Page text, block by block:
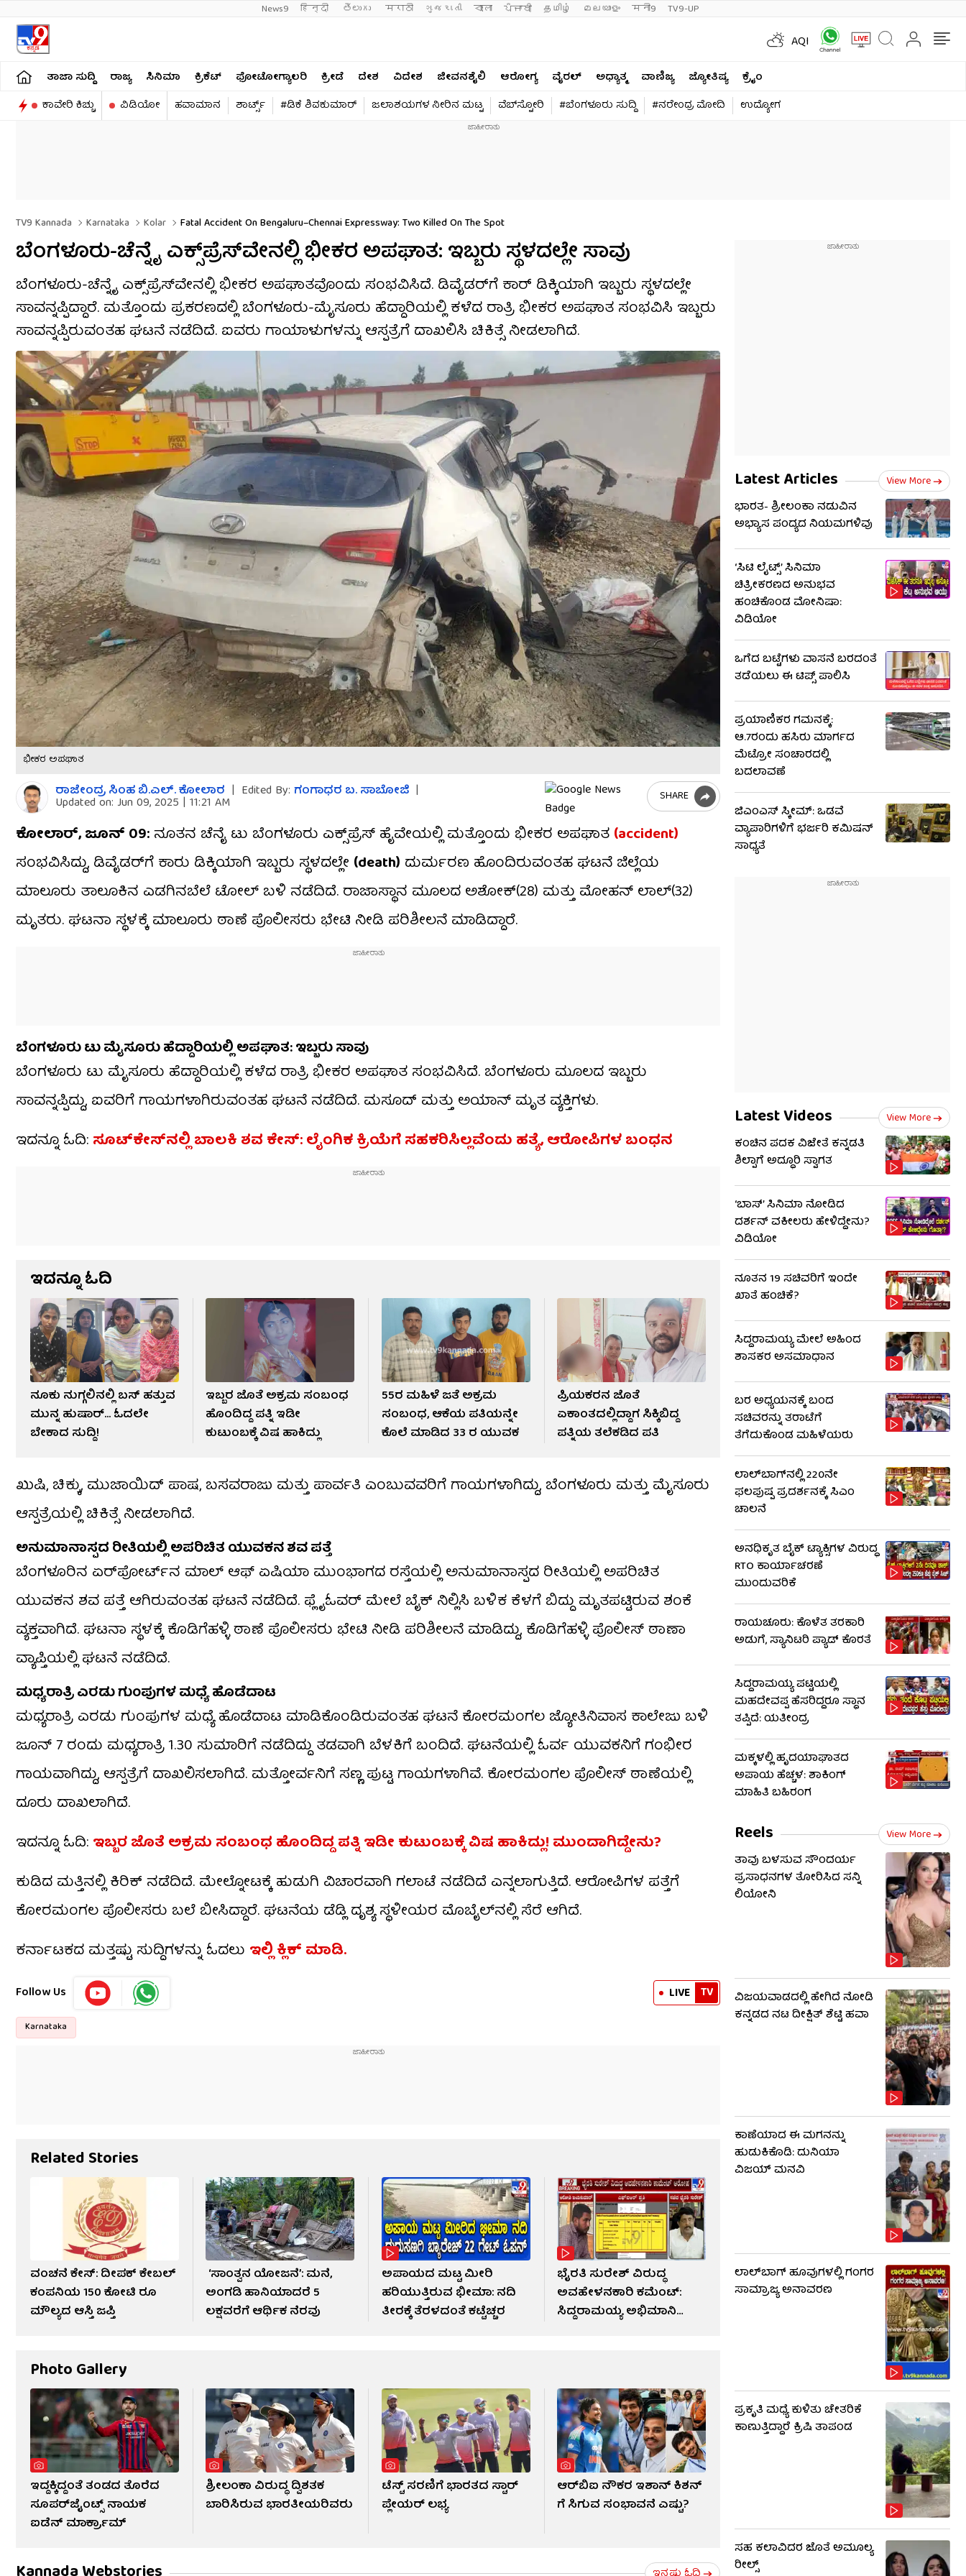
News9 हिन्दी తెలుగు मराठी ગુજરાતી বাংলা ਪੰਜਾਬੀ தமிழ் മലയാളം मनी9 TV9-UP
AQI
ತಾಜಾ ಸುದ್ದಿ ರಾಜ್ಯ ಸಿನಿಮಾ ಕ್ರಿಕೆಟ್​ ಫೋಟೋಗ್ಯಾಲರಿ ಕ್ರೀಡೆ ದೇಶ ವಿದೇಶ ಜೀವನಶೈಲಿ ಆರೋಗ್ಯ ವೈರಲ್​ ಅಧ್ಯಾತ್ಮ ವಾಣಿಜ್ಯ ಜ್ಯೋತಿಷ್ಯ
ಕ್ರೈಂ
ಕಾವೇರಿ ಕಿಚ್ಚು
ವಿಡಿಯೋ ಹವಾಮಾನ ಶಾರ್ಟ್ಸ್​ #ಡಿಕೆ ಶಿವಕುಮಾರ್​ ಜಲಾಶಯಗಳ ನೀರಿನ ಮಟ್ಟ ವೆಬ್​ಸ್ಟೋರಿ #ಬೆಂಗಳೂರು ಸುದ್ದಿ #ನರೇಂದ್ರ ಮೋದಿ ಉದ್ಯೋಗ
TV9 Kannada Karnataka Kolar Fatal Accident On Bengaluru–Chennai Expressway: Two Killed On The Spot
ಬೆಂಗಳೂರು-ಚೆನ್ನೈ ಎಕ್ಸ್‌ಪ್ರೆಸ್‌ವೇನಲ್ಲಿ ಭೀಕರ ಅಪಘಾತ: ಇಬ್ಬರು ಸ್ಥಳದಲ್ಲೇ ಸಾವು
ಬೆಂಗಳೂರು-ಚೆನ್ನೈ ಎಕ್ಸ್‌ಪ್ರೆಸ್‌ವೇನಲ್ಲಿ ಭೀಕರ ಅಪಘಾತವೊಂದು ಸಂಭವಿಸಿದೆ. ಡಿವೈಡರ್​ಗೆ ಕಾರ್ ಡಿಕ್ಕಿಯಾಗಿ ಇಬ್ಬರು ಸ್ಥಳದಲ್ಲೇ
ಸಾವನ್ನಪ್ಪಿದ್ದಾರೆ. ಮತ್ತೊಂದು ಪ್ರಕರಣದಲ್ಲಿ ಬೆಂಗಳೂರು-ಮೈಸೂರು ಹೆದ್ದಾರಿಯಲ್ಲಿ ಕಳೆದ ರಾತ್ರಿ ಭೀಕರ ಅಪಘಾತ ಸಂಭವಿಸಿ ಇಬ್ಬರು
ಸಾವನ್ನಪ್ಪಿರುವಂತಹ ಘಟನೆ ನಡೆದಿದೆ. ಐವರು ಗಾಯಾಳುಗಳನ್ನು ಆಸ್ಪತ್ರೆಗೆ ದಾಖಲಿಸಿ ಚಿಕಿತ್ಸೆ ನೀಡಲಾಗಿದೆ.
ಭೀಕರ ಅಪಘಾತ
ರಾಜೇಂದ್ರ ಸಿಂಹ ಬಿ.ಎಲ್. ಕೋಲಾರ | Edited By: ಗಂಗಾಧರ​ ಬ. ಸಾಬೋಜಿ |
Updated on: Jun 09, 2025 | 11:21 AM SHARE
ಕೋಲಾರ್​, ಜೂನ್​ 09:ನೂತನ ಚೆನೈ ಟು ಬೆಂಗಳೂರು ಎಕ್ಸ್‌ಪ್ರೆಸ್‌ ಹೈವೇಯಲ್ಲಿ ಮತ್ತೊಂದು ಭೀಕರ ಅಪಘಾತ (accident)
ಸಂಭವಿಸಿದ್ದು, ಡಿವೈಡರ್​ಗೆ ಕಾರು ಡಿಕ್ಕಿಯಾಗಿ ಇಬ್ಬರು ಸ್ಥಳದಲ್ಲೇ (death) ದುರ್ಮರಣ ಹೊಂದಿರುವಂತಹ ಘಟನೆ ಜಿಲ್ಲೆಯ
ಮಾಲೂರು ತಾಲೂಕಿನ ಎಡಗಿನಬೆಲೆ ಟೋಲ್​​ ಬಳಿ ನಡೆದಿದೆ. ರಾಜಾಸ್ಥಾನ ಮೂಲದ ಅಶೋಕ್(28) ಮತ್ತು ಮೋಹನ್ ಲಾಲ್(32)
ಮೃತರು. ಘಟನಾ ಸ್ಥಳಕ್ಕೆ ಮಾಲೂರು ಠಾಣೆ ಪೊಲೀಸರು ಭೇಟಿ ನೀಡಿ ಪರಿಶೀಲನೆ ಮಾಡಿದ್ದಾರೆ.
ಬೆಂಗಳೂರು ಟು ಮೈಸೂರು ಹೆದ್ದಾರಿಯಲ್ಲಿ ಅಪಘಾತ: ಇಬ್ಬರು ಸಾವು
ಬೆಂಗಳೂರು ಟು ಮೈಸೂರು ಹೆದ್ದಾರಿಯಲ್ಲಿ ಕಳೆದ ರಾತ್ರಿ ಭೀಕರ ಅಪಘಾತ ಸಂಭವಿಸಿದೆ. ಬೆಂಗಳೂರು ಮೂಲದ ಇಬ್ಬರು
ಸಾವನ್ನಪ್ಪಿದ್ದು, ಐವರಿಗೆ ಗಾಯಗಳಾಗಿರುವಂತಹ ಘಟನೆ ನಡೆದಿದೆ. ಮಸೂದ್ ಮತ್ತು ಅಯಾನ್ ಮೃತ ವ್ಯಕ್ತಿಗಳು.
ಇದನ್ನೂ ಓದಿ: ಸೂಟ್​​ಕೇಸ್​ನಲ್ಲಿ ಬಾಲಕಿ ಶವ ಕೇಸ್: ಲೈಂಗಿಕ ಕ್ರಿಯೆಗೆ ಸಹಕರಿಸಿಲ್ಲವೆಂದು ಹತ್ಯೆ, ಆರೋಪಿಗಳ ಬಂಧನ
ಇದನ್ನೂ ಓದಿ
ನೂಕು ನುಗ್ಗಲಿನಲ್ಲಿ ಬಸ್ ಹತ್ತುವ
ಮುನ್ನ ಹುಷಾರ್... ಓದಲೇ
ಬೇಕಾದ ಸುದ್ದಿ!
ಇಬ್ಬರ ಜೊತೆ ಅಕ್ರಮ ಸಂಬಂಧ
ಹೊಂದಿದ್ದ ಪತ್ನಿ ಇಡೀ
ಕುಟುಂಬಕ್ಕೆ ವಿಷ ಹಾಕಿದ್ಲು
55ರ ಮಹಿಳೆ ಜತೆ ಅಕ್ರಮ
ಸಂಬಂಧ, ಆಕೆಯ ಪತಿಯನ್ನೇ
ಕೊಲೆ ಮಾಡಿದ 33 ರ ಯುವಕ
ಪ್ರಿಯಕರನ ಜೊತೆ
ಏಕಾಂತದಲ್ಲಿದ್ದಾಗ ಸಿಕ್ಕಿಬಿದ್ದ
ಪತ್ನಿಯ ತಲೆಕಡಿದ ಪತಿ
ಖುಷಿ, ಚಿಕ್ಕು, ಮುಜಾಯಿದ್ ಪಾಷ, ಬಸವರಾಜು ಮತ್ತು ಪಾರ್ವತಿ ಎಂಬುವವರಿಗೆ ಗಾಯಗಳಾಗಿದ್ದು, ಬೆಂಗಳೂರು ಮತ್ತು ಮೈಸೂರು
ಆಸ್ಪತ್ರೆಯಲ್ಲಿ ಚಿಕಿತ್ಸೆ ನೀಡಲಾಗಿದೆ.
ಅನುಮಾನಾಸ್ಪದ ರೀತಿಯಲ್ಲಿ ಅಪರಿಚಿತ ಯುವಕನ ಶವ ಪತ್ತೆ
ಬೆಂಗಳೂರಿನ ಏರ್​ಪೋರ್ಟ್​​ನ ಮಾಲ್​ ಆಫ್ ಏಷಿಯಾ ಮುಂಭಾಗದ​ ರಸ್ತೆಯಲ್ಲಿ ಅನುಮಾನಾಸ್ಪದ ರೀತಿಯಲ್ಲಿ ಅಪರಿಚಿತ
ಯುವಕನ ಶವ ಪತ್ತೆ ಆಗಿರುವಂತಹ ಘಟನೆ ನಡೆದಿದೆ. ಫ್ಲೈಓವರ್ ಮೇಲೆ ಬೈಕ್ ನಿಲ್ಲಿಸಿ ಬಳಿಕ ಕೆಳಗೆ ಬಿದ್ದು ಮೃತಪಟ್ಟಿರುವ ಶಂಕೆ
ವ್ಯಕ್ತವಾಗಿದೆ. ಘಟನಾ ಸ್ಥಳಕ್ಕೆ ಕೊಡಿಗೆಹಳ್ಳಿ ಠಾಣೆ ಪೊಲೀಸರು ಭೇಟಿ ನೀಡಿ ಪರಿಶೀಲನೆ ಮಾಡಿದ್ದು, ಕೊಡಿಗೆಹಳ್ಳಿ ಪೊಲೀಸ್ ಠಾಣಾ
ವ್ಯಾಪ್ತಿಯಲ್ಲಿ ಘಟನೆ ನಡೆದಿದೆ.
ಮಧ್ಯರಾತ್ರಿ ಎರಡು ಗುಂಪುಗಳ ಮಧ್ಯೆ ಹೊಡೆದಾಟ
ಮಧ್ಯರಾತ್ರಿ ಎರಡು ಗುಂಪುಗಳ ಮಧ್ಯೆ ಹೊಡೆದಾಟ ಮಾಡಿಕೊಂಡಿರುವಂತಹ ಘಟನೆ ಕೋರಮಂಗಲ ಜ್ಯೋತಿನಿವಾಸ ಕಾಲೇಜು ಬಳಿ
ಜೂನ್ 7 ರಂದು ಮಧ್ಯರಾತ್ರಿ‌ 1.30 ಸುಮಾರಿಗೆ ನಡೆದಿದ್ದು ತಡವಾಗಿ ಬೆಳಕಿಗೆ ಬಂದಿದೆ. ಘಟನೆಯಲ್ಲಿ ಓರ್ವ ಯುವಕನಿಗೆ ಗಂಭೀರ
ಗಾಯವಾಗಿದ್ದು, ಆಸ್ಪತ್ರೆಗೆ ದಾಖಲಿಸಲಾಗಿದೆ. ಮತ್ತೋರ್ವನಿಗೆ ಸಣ್ಣ ಪುಟ್ಟ ಗಾಯಗಳಾಗಿವೆ. ಕೋರಮಂಗಲ ಪೊಲೀಸ್ ಠಾಣೆಯಲ್ಲಿ
ದೂರು ದಾಖಲಾಗಿದೆ.
ಇದನ್ನೂ ಓದಿ: ಇಬ್ಬರ ಜೊತೆ ಅಕ್ರಮ ಸಂಬಂಧ ಹೊಂದಿದ್ದ ಪತ್ನಿ ಇಡೀ ಕುಟುಂಬಕ್ಕೆ ವಿಷ ಹಾಕಿದ್ಲು! ಮುಂದಾಗಿದ್ದೇನು?
ಕುಡಿದ ಮತ್ತಿನಲ್ಲಿ ಕಿರಿಕ್ ನಡೆದಿದೆ. ಮೇಲ್ನೋಟಕ್ಕೆ ಹುಡುಗಿ ವಿಚಾರವಾಗಿ ಗಲಾಟೆ ನಡೆದಿದೆ ಎನ್ನಲಾಗುತ್ತಿದೆ. ಆರೋಪಿಗಳ ಪತ್ತೆಗೆ
ಕೋರಮಂಗಲ ಪೊಲೀಸರು ಬಲೆ ಬೀಸಿದ್ದಾರೆ. ಘಟನೆಯ ಡೆಡ್ಲಿ ದೃಶ್ಯ ಸ್ಥಳೀಯರ ಮೊಬೈಲ್​ನಲ್ಲಿ ಸೆರೆ ಆಗಿದೆ.
ಕರ್ನಾಟಕದ ಮತ್ತಷ್ಟು ಸುದ್ದಿಗಳನ್ನು ಓದಲು ಇಲ್ಲಿ ಕ್ಲಿಕ್ ಮಾಡಿ.
Follow Us LIVE TV
Karnataka
Related Stories
ವಂಚನೆ ಕೇಸ್​: ದೀಪಕ್ ಕೇಬಲ್
ಕಂಪನಿಯ 150 ಕೋಟಿ ರೂ
ಮೌಲ್ಯದ ಆಸ್ತಿ ಜಪ್ತಿ
‘ಸಾಂತ್ವನ ಯೋಜನೆ’: ಮನೆ,
ಅಂಗಡಿ ಹಾನಿಯಾದರೆ 5
ಲಕ್ಷವರೆಗೆ ಆರ್ಥಿಕ ನೆರವು
ಅಪಾಯದ ಮಟ್ಟ ಮೀರಿ
ಹರಿಯುತ್ತಿರುವ ಭೀಮಾ: ನದಿ
ತೀರಕ್ಕೆ ತೆರಳದಂತೆ ಕಟ್ಟೆಚ್ಚರ
ಭೈರತಿ ಸುರೇಶ್ ವಿರುದ್ಧ
ಅವಹೇಳನಕಾರಿ ಕಮೆಂಟ್:
ಸಿದ್ದರಾಮಯ್ಯ ಅಭಿಮಾನಿ
Photo Gallery
ಇದ್ದಕ್ಕಿದ್ದಂತೆ ತಂಡದ ತೊರೆದ
ಸೂಪರ್‌ಜೈಂಟ್ಸ್ ನಾಯಕ
ಐಡೆನ್ ಮಾರ್ಕ್ರಾಮ್
ಶ್ರೀಲಂಕಾ ವಿರುದ್ಧ ದ್ವಿಶತಕ
ಬಾರಿಸಿರುವ ಭಾರತೀಯರಿವರು
ಟೆಸ್ಟ್ ಸರಣಿಗೆ ಭಾರತದ ಸ್ಟಾರ್
ಪ್ಲೇಯರ್ ಲಭ್ಯ
ಆರ್​ಬಿಐ ನೌಕರ ಇಶಾನ್ ಕಿಶನ್​
ಗೆ ಸಿಗುವ ಸಂಭಾವನೆ ಎಷ್ಟು?
Latest Articles View More
ಭಾರತ- ಶ್ರೀಲಂಕಾ ನಡುವಿನ
ಅಭ್ಯಾಸ ಪಂದ್ಯದ ನಿಯಮಗಳಿವು
‘ಸಿಟಿ ಲೈಟ್ಸ್’ ಸಿನಿಮಾ
ಚಿತ್ರೀಕರಣದ ಅನುಭವ
ಹಂಚಿಕೊಂಡ ಮೋನಿಷಾ:
ವಿಡಿಯೋ
ಒಗೆದ ಬಟ್ಟೆಗಳು ವಾಸನೆ ಬರದಂತೆ
ತಡೆಯಲು ಈ ಟಿಪ್ಸ್‌ ಪಾಲಿಸಿ
ಪ್ರಯಾಣಿಕರ ಗಮನಕ್ಕೆ:
ಆ.7ರಂದು ಹಸಿರು ಮಾರ್ಗದ
ಮೆಟ್ರೋ ಸಂಚಾರದಲ್ಲಿ
ಬದಲಾವಣೆ
ಜಿಎಂಎಸ್ ಸ್ಕೀಮ್: ಒಡವೆ
ವ್ಯಾಪಾರಿಗಳಿಗೆ ಭರ್ಜರಿ ಕಮಿಷನ್
ಸಾಧ್ಯತೆ
Latest Videos View More
ಕಂಚಿನ ಪದಕ ವಿಜೇತೆ ಕನ್ನಡತಿ
ಶಿಲ್ಪಾಗೆ ಅದ್ಧೂರಿ ಸ್ವಾಗತ
‘ಬಾಸ್’ ಸಿನಿಮಾ ನೋಡಿದ
ದರ್ಶನ್ ವಕೀಲರು ಹೇಳಿದ್ದೇನು?
ವಿಡಿಯೋ
ನೂತನ 19 ಸಚಿವರಿಗೆ ಇಂದೇ
ಖಾತೆ ಹಂಚಿಕೆ?
ಸಿದ್ದರಾಮಯ್ಯ ಮೇಲೆ ಅಹಿಂದ
ಶಾಸಕರ ಅಸಮಾಧಾನ
ಬರ ಅಧ್ಯಯನಕ್ಕೆ ಬಂದ
ಸಚಿವರನ್ನು ತರಾಟೆಗೆ
ತೆಗೆದುಕೊಂಡ ಮಹಿಳೆಯರು
ಲಾಲ್‌ಬಾಗ್​​ನಲ್ಲಿ 220ನೇ
ಫಲಪುಷ್ಪ ಪ್ರದರ್ಶನಕ್ಕೆ ಸಿಎಂ
ಚಾಲನೆ
ಅನಧಿಕೃತ ಬೈಕ್ ಟ್ಯಾಕ್ಸಿಗಳ ವಿರುದ್ಧ
RTO ಕಾರ್ಯಾಚರಣೆ
ಮುಂದುವರಿಕೆ
ರಾಯಚೂರು: ಕೊಳೆತ ತರಕಾರಿ
ಅಡುಗೆ, ಸ್ಯಾನಿಟರಿ ಪ್ಯಾಡ್ ಕೊರತೆ
ಸಿದ್ದರಾಮಯ್ಯ ಪಟ್ಟಿಯಲ್ಲಿ
ಮಹದೇವಪ್ಪ ಹೆಸರಿದ್ದರೂ ಸ್ಥಾನ
ತಪ್ಪಿದೆ: ಯತೀಂದ್ರ
ಮಕ್ಕಳಲ್ಲಿ ಹೃದಯಾಘಾತದ
ಅಪಾಯ ಹೆಚ್ಚಳ: ಶಾಕಿಂಗ್​​
ಮಾಹಿತಿ ಬಹಿರಂಗ
Reels View More
ತಾವು ಬಳಸುವ ಸೌಂದರ್ಯ
ಪ್ರಸಾಧನಗಳ ತೋರಿಸಿದ ಸನ್ನಿ
ಲಿಯೋನಿ
ವಿಜಯವಾಡದಲ್ಲಿ ಹೇಗಿದೆ ನೋಡಿ
ಕನ್ನಡದ ನಟ ದೀಕ್ಷಿತ್ ಶೆಟ್ಟಿ ಹವಾ
ಕಾಣೆಯಾದ ಈ ಮಗನನ್ನು
ಹುಡುಕಿಕೊಡಿ: ದುನಿಯಾ
ವಿಜಯ್ ಮನವಿ
ಲಾಲ್​ಬಾಗ್ ಹೂವುಗಳಲ್ಲಿ ಗಂಗರ
ಸಾಮ್ರಾಜ್ಯ ಅನಾವರಣ
ಪ್ರಕೃತಿ ಮಧ್ಯೆ ಕುಳಿತು ಚೇತರಿಕೆ
ಕಾಣುತ್ತಿದ್ದಾರೆ ಕ್ರಿಷಿ ತಾಪಂಡ
ಸಹ ಕಲಾವಿದರ ಜೊತೆ ಅಮೂಲ್ಯ
ರೀಲ್ಸ್